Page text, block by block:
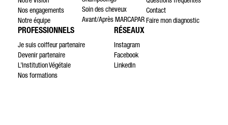
Nos engagements
Notre équipe
Soin des cheveux
Avant/Après MARCAPAR
Contact
Faire mon diagnostic
PROFESSIONNELS
Je suis coiffeur partenaire
Devenir partenaire
L’Institution Végétale
Nos formations
RÉSEAUX
Instagram
Facebook
LinkedIn